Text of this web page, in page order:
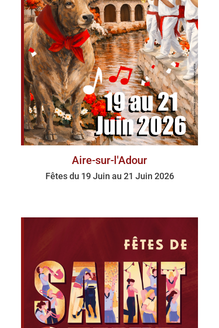
Aire-sur-l'Adour
Fêtes du 19 Juin au 21 Juin 2026